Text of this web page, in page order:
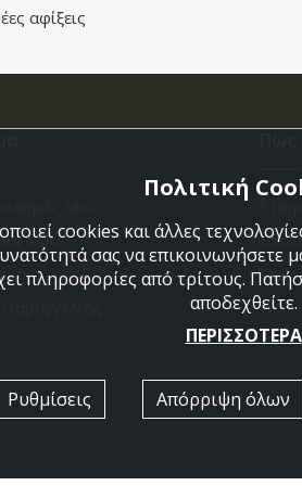
αφίξεις
Μου
Όροι
Πολιτική
cookies και άλλες
σας να επικοινωνήσετε
πληροφορίες από τρίτους.
αποδεχθείτε.
ΠΕΡΙΣΣΟΤΕΡΑ
Ρυθμίσεις Απόρριψη όλων